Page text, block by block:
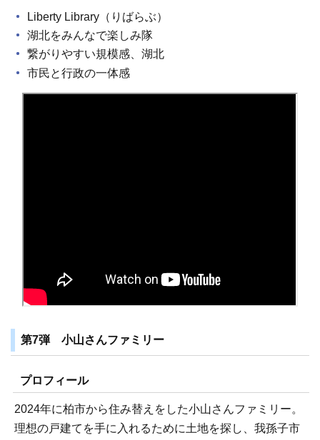
Liberty Library（りばらぶ）
湖北をみんなで楽しみ隊
繋がりやすい規模感、湖北
市民と行政の一体感
第7弾 小山さんファミリー
プロフィール
2024年に柏市から住み替えをした小山さんファミリー。
理想の戸建てを手に入れるために土地を探し、我孫子市